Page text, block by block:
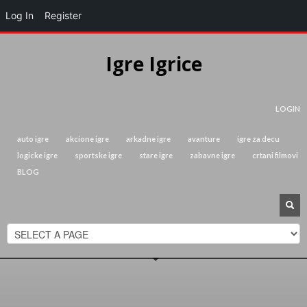
Igre Igrice
LOGIN
auto igre akcione igre arkadne igre avanture
igre za decu
logicke igre
sportske igre stare igre zabavne igre
crtani filmovi
BLOG
Log In Register